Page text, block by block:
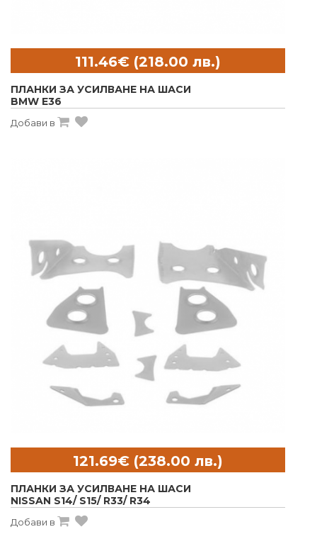
ПЛАНКИ ЗА УСИЛВАНЕ НА ШАСИ
BMW E36
Добави в
ПЛАНКИ ЗА УСИЛВАНЕ НА ШАСИ
NISSAN S14/ S15/ R33/ R34
Добави в